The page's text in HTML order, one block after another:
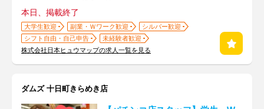
本日、掲載終了
大学生歓迎 副業・Ｗワーク歓迎
シルバー歓迎
シフト自由・自己申告
未経験者歓迎
株式会社日本ヒュウマップの求人一覧を見る
ダムズ 十日町きらめき店